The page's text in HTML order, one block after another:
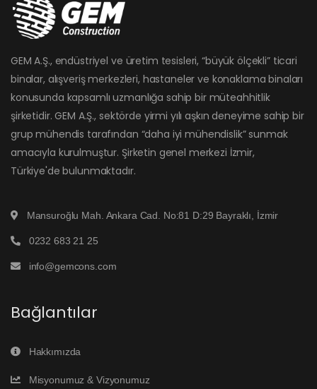
GEM A.Ş., endüstriyel ve üretim tesisleri, “büyük ölçekli” ticari
binalar, alışveriş merkezleri, hastaneler ve konaklama binaları
konusunda kapsamlı uzmanlığa sahip bir müteahhitlik
şirketidir. GEM A.Ş., sektörde yirmi yılı aşkın deneyime sahip bir
grup mühendis tarafından “daha iyi mühendislik” sunmak
amacıyla kurulmuştur. Şirketin genel merkezi İzmir,
Türkiye'de bulunmaktadır.
Mansuroğlu Mah. Ankara Cad. No:81 D:29 Bayraklı, İzmir
0232 683 21 25
info@gemcons.com
Bağlantılar
Hakkımızda
Misyonumuz & Vizyonumuz